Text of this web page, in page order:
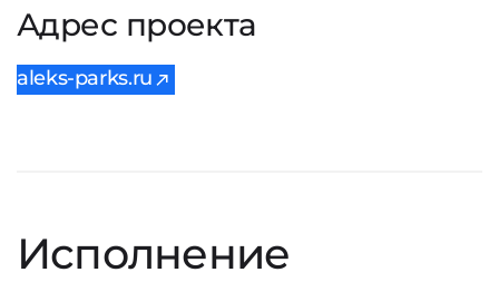
Адрес проекта
aleks-parks.ru
Исполнение